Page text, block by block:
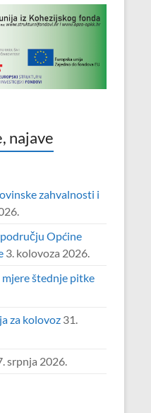
najave
zahvalnosti i
Općine
3. kolovoza 2026.
štednje pitke
za kolovoz 31.
srpnja 2026.